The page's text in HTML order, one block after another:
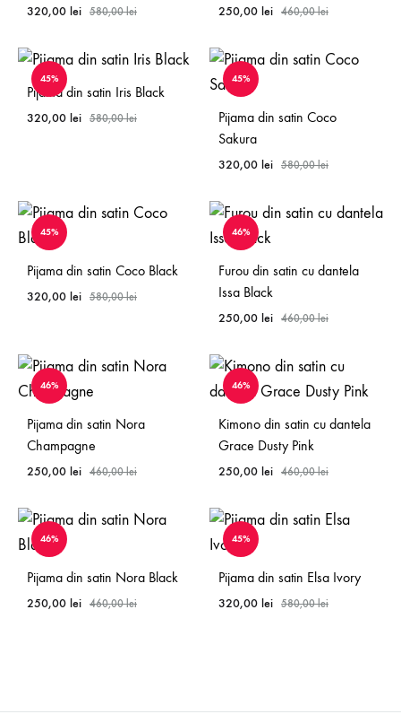
320,00 lei 580,00lei 250,00 lei 460,00lei
45%
Pijama din satin Iris Black
320,00 lei 580,00lei
45%
Pijama din satin Coco
Sakura
320,00 lei 580,00lei
45%
Pijama din satin Coco Black
320,00 lei 580,00lei
46%
Furou din satin cu dantela
Issa Black
250,00 lei 460,00lei
46%
Pijama din satin Nora
Champagne
250,00 lei 460,00lei
46%
Kimono din satin cu dantela
Grace Dusty Pink
250,00 lei 460,00lei
46%
Pijama din satin Nora Black
250,00 lei 460,00lei
45%
Pijama din satin Elsa Ivory
320,00 lei 580,00lei